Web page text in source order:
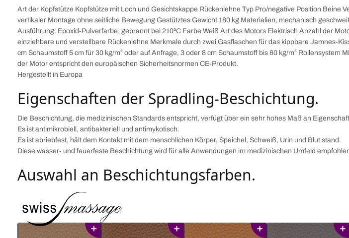
Art der Kopfstütze Kopfstütze mit Loch und Gesichtskappe Rückenlehne Typ Pro/negative Position
vertikaler Montage ohne seitliche Bewegung Gestütztes Gewicht 180 kg Materialien, mechanisch
Ausführung: Epoxid-Pulverfarbe, gebrannt bei 210ºC Farbe Weiß Art des Motors Elektrisch Anzahl der
einziehbare und verstellbare Rückenlehne Merkmale durch zwei Gasflaschen für das kippbare Jamnes-
cm Schaumstoff 5 cm für 30 kg/m³ oder auf Anfrage, 3 oder 8 cm Schaumstoff bis 60 kg/m³
der Motor entspricht den europäischen Sicherheitsnormen CE-Produkt.
Hergestellt in Europa
Eigenschaften der Spradling-Beschichtung.
Die Beschichtung, die medizinischen Standards entspricht, verfügt über ein sehr hohes Maß an
Es ist antimikrobiell, antibakteriell und antimykotisch.
Es ist abriebfest, hält dem Kontakt mit dem menschlichen Körper, Speichel, Schweiß, Urin und Blut stand.
Diese wasser- und feuerfeste Beschichtung wird für alle Anwendungen im medizinischen Umfeld
Auswahl an Beschichtungsfarben.